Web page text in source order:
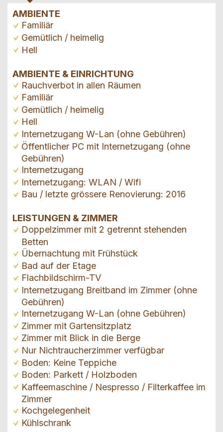
AMBIENTE
Familiär
Gemütlich / heimelig
Hell
AMBIENTE & EINRICHTUNG
Rauchverbot in allen Räumen
Familiär
Gemütlich / heimelig
Hell
Internetzugang W-Lan (ohne Gebühren)
Öffentlicher PC mit Internetzugang (ohne
Gebühren)
Internetzugang
Internetzugang: WLAN / Wifi
Bau / letzte grössere Renovierung: 2016
LEISTUNGEN & ZIMMER
Doppelzimmer mit 2 getrennt stehenden
Betten
Übernachtung mit Frühstück
Bad auf der Etage
Flachbildschirm-TV
Internetzugang Breitband im Zimmer (ohne
Gebühren)
Internetzugang W-Lan (ohne Gebühren)
Zimmer mit Gartensitzplatz
Zimmer mit Blick in die Berge
Nur Nichtraucherzimmer verfügbar
Boden: Keine Teppiche
Boden: Parkett / Holzboden
Kaffeemaschine / Nespresso / Filterkaffee im
Zimmer
Kochgelegenheit
Kühlschrank